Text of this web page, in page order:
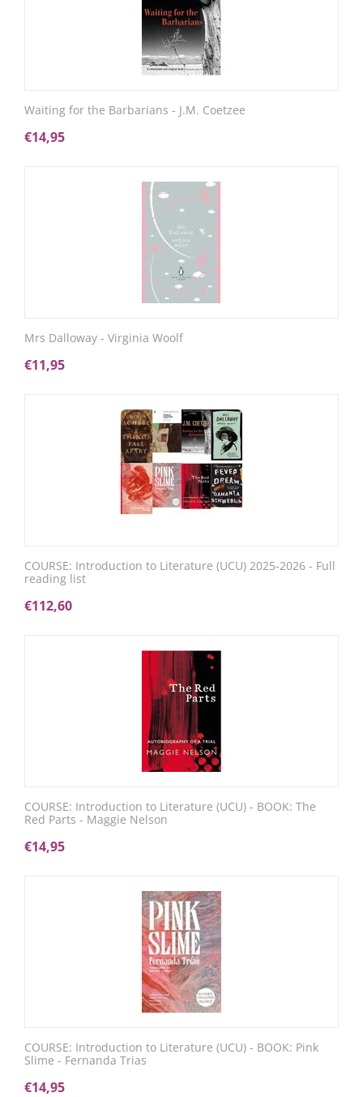
Waiting for the Barbarians - J.M. Coetzee
€14,95
Mrs Dalloway - Virginia Woolf
€11,95
COURSE: Introduction to Literature (UCU) 2025-2026 - Full
reading list
€112,60
COURSE: Introduction to Literature (UCU) - BOOK: The
Red Parts - Maggie Nelson
€14,95
COURSE: Introduction to Literature (UCU) - BOOK: Pink
Slime - Fernanda Trias
€14,95